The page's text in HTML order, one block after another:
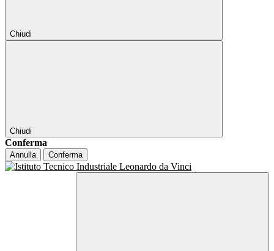
Chiudi
Chiudi
Conferma
Annulla Conferma